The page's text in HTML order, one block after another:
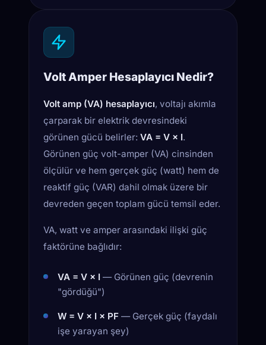
Volt Amper Hesaplayıcı Nedir?
Volt amp (VA) hesaplayıcı, voltajı akımla
çarparak bir elektrik devresindeki
görünen gücü belirler: VA = V × I.
Görünen güç volt-amper (VA) cinsinden
ölçülür ve hem gerçek güç (watt) hem de
reaktif güç (VAR) dahil olmak üzere bir
devreden geçen toplam gücü temsil eder.
VA, watt ve amper arasındaki ilişki güç
faktörüne bağlıdır:
VA = V × I — Görünen güç (devrenin
"gördüğü")
W = V × I × PF — Gerçek güç (faydalı
işe yarayan şey)